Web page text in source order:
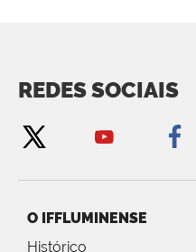
REDES SOCIAIS
O IFFLUMINENSE
Histórico